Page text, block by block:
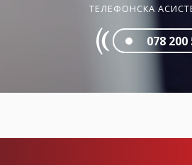
ТЕЛЕФОНСКА
078 200